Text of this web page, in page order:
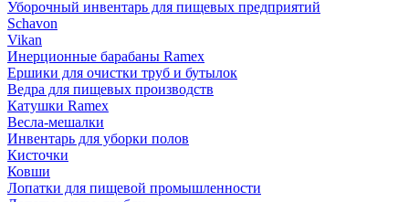
Уборочный инвентарь для пищевых предприятий
Schavon
Vikan
Инерционные барабаны Ramex
Ершики для очистки труб и бутылок
Ведра для пищевых производств
Катушки Ramex
Весла-мешалки
Инвентарь для уборки полов
Кисточки
Ковши
Лопатки для пищевой промышленности